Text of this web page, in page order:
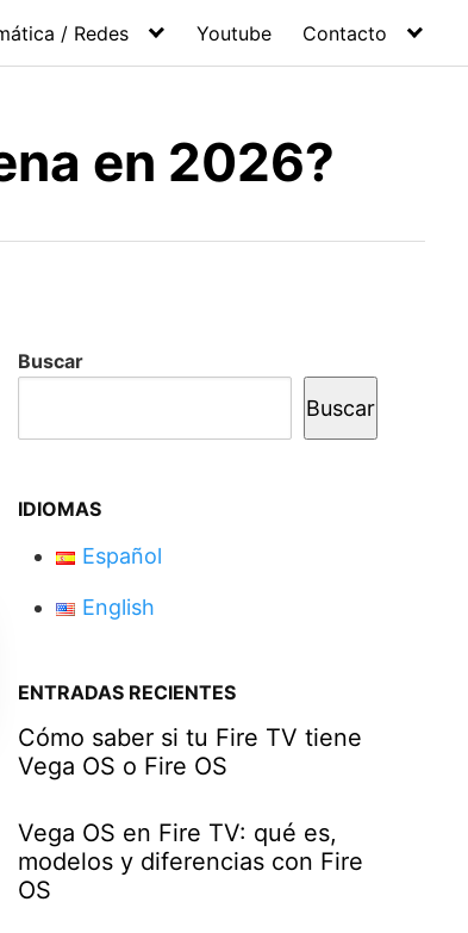
/ Redes Youtube Contacto
en 2026?
Buscar
Buscar
IDIOMAS
Español
English
ENTRADAS RECIENTES
Cómo saber si tu Fire TV tiene
Vega OS o Fire OS
Vega OS en Fire TV: qué es,
modelos y diferencias con Fire
OS